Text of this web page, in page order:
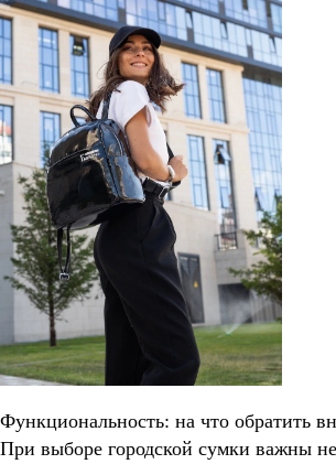
Функциональность: на что обратить
При выборе городской сумки важны